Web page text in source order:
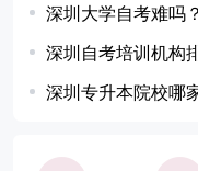
深圳大学自考难吗
深圳自考培训机构
深圳专升本院校哪